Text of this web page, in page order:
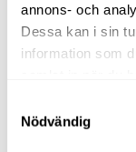
annons- och
Dessa kan i sin
information som
Nödvändig
“UCS One